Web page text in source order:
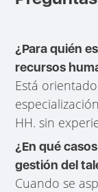
¿Para quién
recursos
Está
HH. sin
¿En qué
gestión del
Cuando se